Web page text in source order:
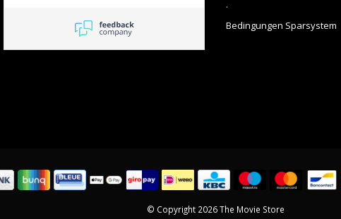
ook netjes op de hoogte
gehouden als er wat
vertraging iscen wordt ook
.
Bedingungen Sparsystem
© Copyright 2026 The Movie Store